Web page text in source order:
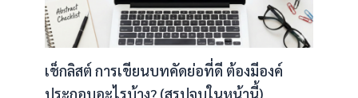
เช็กลิสต์ การเขียนบทคัดย่อที่ดี ต้องมีองค์
ประกอบอะไรบ้าง? (สรุปจบในหน้านี้)